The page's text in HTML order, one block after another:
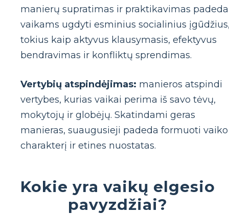
manierų supratimas ir praktikavimas padeda
vaikams ugdyti esminius socialinius
tokius kaip aktyvus klausymasis, efektyvus
bendravimas ir konfliktų sprendimas.
Vertybių atspindėjimas: manieros atspindi
vertybes, kurias vaikai perima iš savo tėvų,
mokytojų ir globėjų. Skatindami geras
manieras, suaugusieji padeda formuoti vaiko
charakterį ir etines nuostatas.
Kokie yra vaikų elgesio
pavyzdžiai?